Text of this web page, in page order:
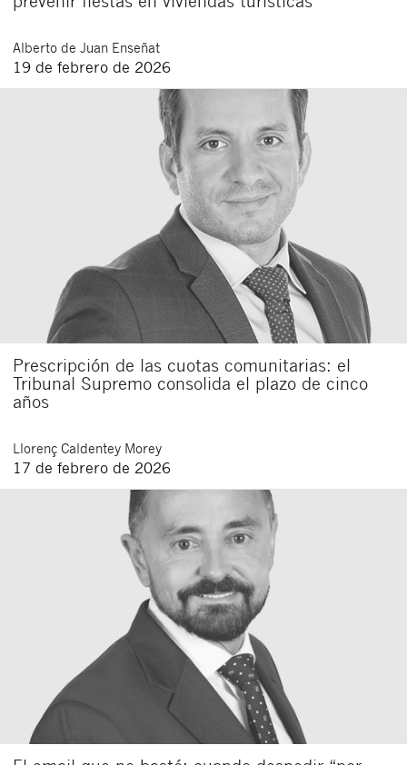
Alberto de Juan Enseñat
19 de febrero de 2026
Prescripción de las cuotas comunitarias: el
Tribunal Supremo consolida el plazo de cinco
años
Llorenç Caldentey Morey
17 de febrero de 2026